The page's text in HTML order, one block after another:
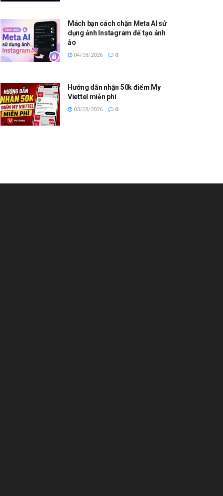
Mách bạn cách chặn Meta AI sử
dụng ảnh Instagram để tạo ảnh
ảo
04/08/2026 0
Hướng dẫn nhận 50k điểm My
Viettel miễn phí
03/08/2026 0